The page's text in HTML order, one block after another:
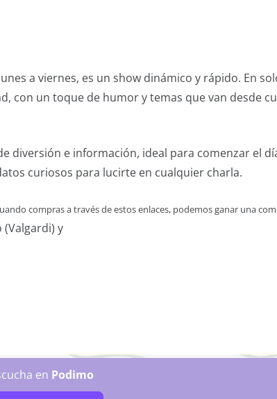
a viernes, es un show dinámico y rápido. En
con un toque de humor y temas que van desde
diversión e información, ideal para comenzar el
curiosos para lucirte en cualquier charla.
compras a través de estos enlaces, podemos ganar una
y
en Podimo